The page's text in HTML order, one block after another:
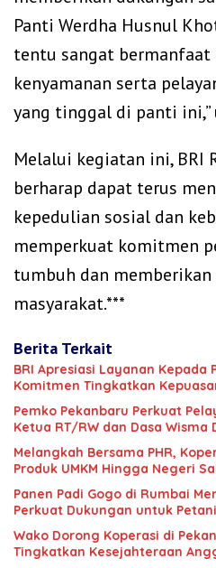
Panti Werdha Husnul
tentu sangat
kenyamanan serta
yang tinggal di panti ini,”
Melalui kegiatan ini, BRI
berharap dapat terus
kepedulian sosial dan
memperkuat komitmen
tumbuh dan
masyarakat.***
Berita Terkait
BRI Apresiasi Layanan Kepada
Komitmen Tingkatkan
Pemko Pekanbaru Perkuat
Ketua RT/RW dan Dasa Wisma
Melangkah Bersama PHR,
Produk UMKM Hingga Negeri
Panen Padi Gogo di Rumbai
Perkuat Dukungan untuk Petani
Wako Dorong Koperasi di
Tingkatkan Kesejahteraan